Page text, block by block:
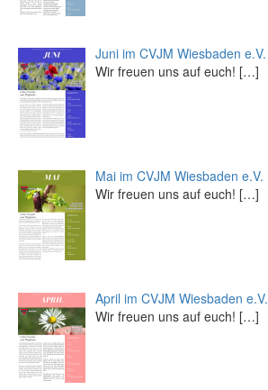
Juni im CVJM Wiesbaden e.V.
Wir freuen uns auf euch! […]
Mai im CVJM Wiesbaden e.V.
Wir freuen uns auf euch! […]
April im CVJM Wiesbaden e.V.
Wir freuen uns auf euch! […]